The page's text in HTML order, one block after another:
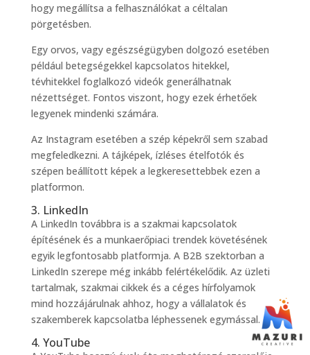
hogy megállítsa a felhasználókat a céltalan
pörgetésben.
Egy orvos, vagy egészségügyben dolgozó esetében
például betegségekkel kapcsolatos hitekkel,
tévhitekkel foglalkozó videók generálhatnak
nézettséget. Fontos viszont, hogy ezek érhetőek
legyenek mindenki számára.
Az Instagram esetében a szép képekről sem szabad
megfeledkezni. A tájképek, ízléses ételfotók és
szépen beállított képek a legkeresettebbek ezen a
platformon.
3. LinkedIn
A LinkedIn továbbra is a szakmai kapcsolatok
építésének és a munkaerőpiaci trendek követésének
egyik legfontosabb platformja. A B2B szektorban a
LinkedIn szerepe még inkább felértékelődik. Az üzleti
tartalmak, szakmai cikkek és a céges hírfolyamok
mind hozzájárulnak ahhoz, hogy a vállalatok és
szakemberek kapcsolatba léphessenek egymással.
4. YouTube